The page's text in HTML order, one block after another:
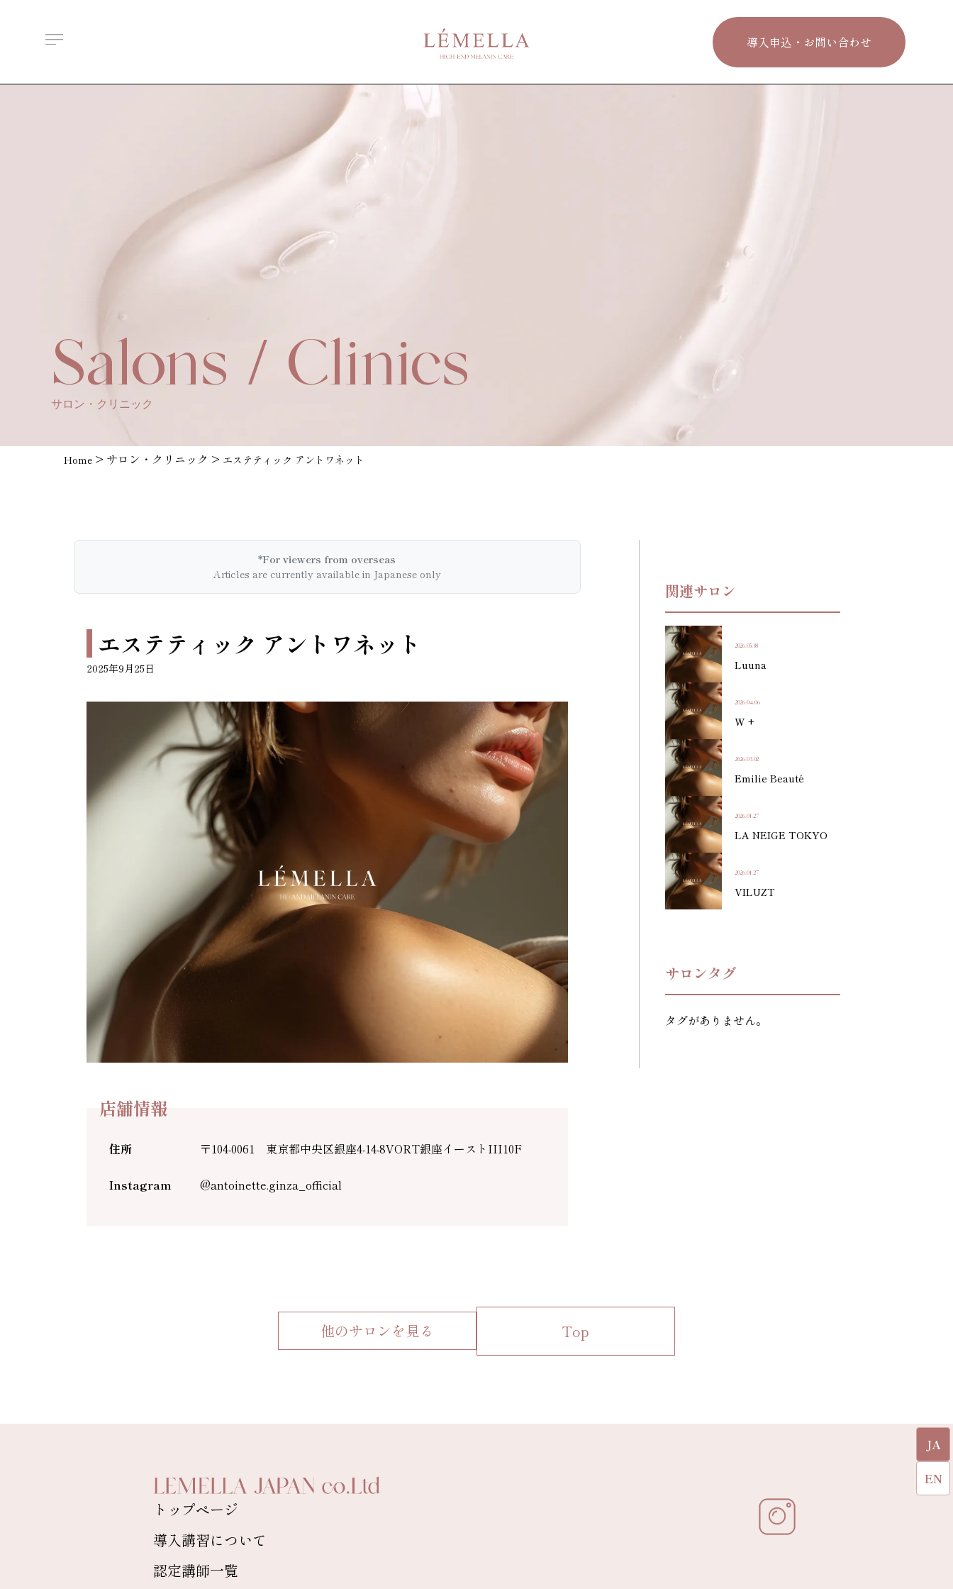
About Us
Features
Introductory course
Certified Instructor
Salons / Clinics
導入申込・お問い合わせ
JA
EN
Salons / Clinics
サロン・クリニック
Home > サロン・クリニック > エステティック アントワネット
*For viewers from overseas
Articles are currently available in Japanese only
エステティック アントワネット
2025年9月25日
店舗情報
住所 〒104-0061 東京都中央区銀座4-14-8VORT銀座イーストIII10F
Instagram @antoinette.ginza_official
関連サロン
2026.05.18
Luuna
2026.04.06
W +
2026.03.02
Emilie Beauté
2026.01.27
LA NEIGE TOKYO
2026.01.27
VILUZT
サロンタグ
タグがありません。
他のサロンを見る Top
トップページ
導入講習について
認定講師一覧